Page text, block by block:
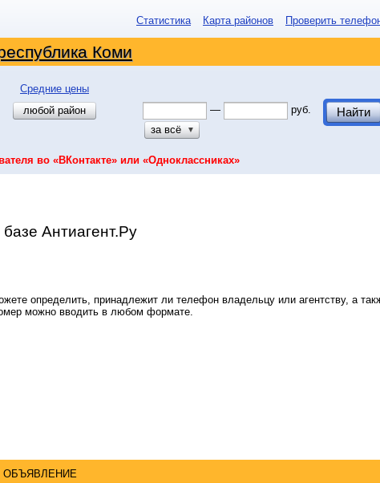
Статистика Карта районов Проверить
Коми
Средние цены
любой район —
руб.
за всё
▼
Найти
во «ВКонтакте» или «Одноклассниках»
Антиагент.Ру
определить, принадлежит ли телефон владельцу или агентству, а
можно вводить в любом формате.
ОБЪЯВЛЕНИЕ